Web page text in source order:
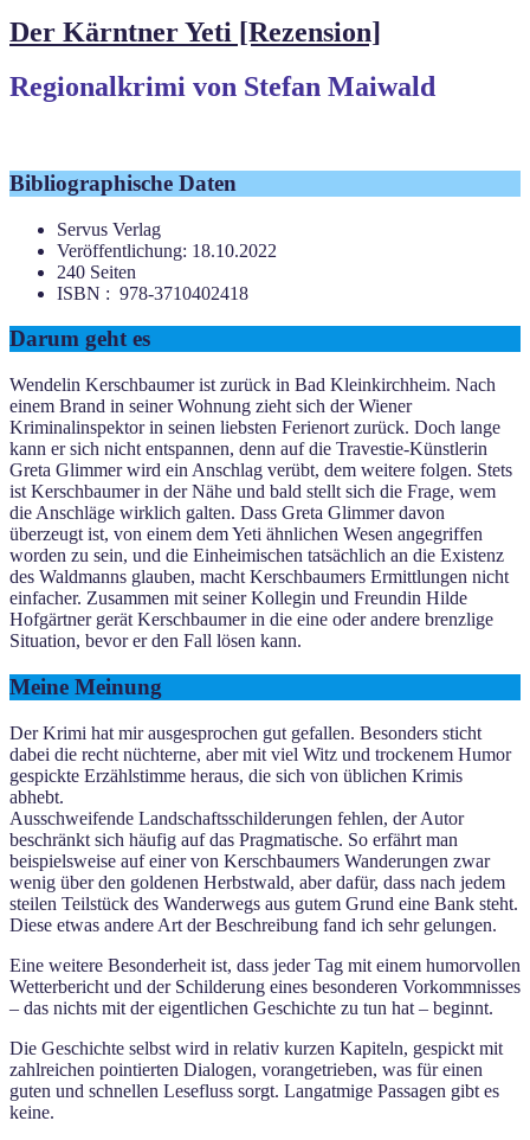
Der Kärntner Yeti [Rezension]
Regionalkrimi von Stefan Maiwald
Bibliographische Daten
Servus Verlag
Veröffentlichung: 18.10.2022
240 Seiten
ISBN : ‎ 978-3710402418
Darum geht es
Wendelin Kerschbaumer ist zurück in Bad Kleinkirchheim. Nach
einem Brand in seiner Wohnung zieht sich der Wiener
Kriminalinspektor in seinen liebsten Ferienort zurück. Doch lange
kann er sich nicht entspannen, denn auf die Travestie-Künstlerin
Greta Glimmer wird ein Anschlag verübt, dem weitere folgen. Stets
ist Kerschbaumer in der Nähe und bald stellt sich die Frage, wem
die Anschläge wirklich galten. Dass Greta Glimmer davon
überzeugt ist, von einem dem Yeti ähnlichen Wesen angegriffen
worden zu sein, und die Einheimischen tatsächlich an die Existenz
des Waldmanns glauben, macht Kerschbaumers Ermittlungen nicht
einfacher. Zusammen mit seiner Kollegin und Freundin Hilde
Hofgärtner gerät Kerschbaumer in die eine oder andere brenzlige
Situation, bevor er den Fall lösen kann.
Meine Meinung
Der Krimi hat mir ausgesprochen gut gefallen. Besonders sticht
dabei die recht nüchterne, aber mit viel Witz und trockenem Humor
gespickte Erzählstimme heraus, die sich von üblichen Krimis
abhebt.
Ausschweifende Landschaftsschilderungen fehlen, der Autor
beschränkt sich häufig auf das Pragmatische. So erfährt man
beispielsweise auf einer von Kerschbaumers Wanderungen zwar
wenig über den goldenen Herbstwald, aber dafür, dass nach jedem
steilen Teilstück des Wanderwegs aus gutem Grund eine Bank steht.
Diese etwas andere Art der Beschreibung fand ich sehr gelungen.
Eine weitere Besonderheit ist, dass jeder Tag mit einem humorvollen
Wetterbericht und der Schilderung eines besonderen Vorkommnisses
– das nichts mit der eigentlichen Geschichte zu tun hat – beginnt.
Die Geschichte selbst wird in relativ kurzen Kapiteln, gespickt mit
zahlreichen pointierten Dialogen, vorangetrieben, was für einen
guten und schnellen Lesefluss sorgt. Langatmige Passagen gibt es
keine.